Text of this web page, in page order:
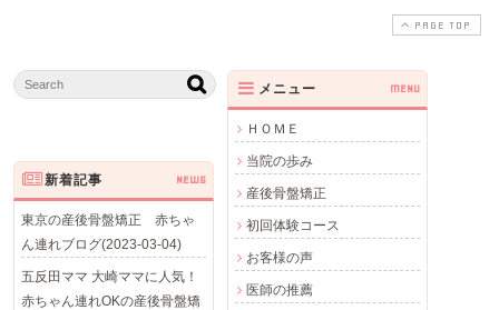
PAGE TOP
メニュー MENU
ＨＯＭＥ
当院の歩み
産後骨盤矯正
初回体験コース
お客様の声
医師の推薦
新着記事 NEWS
東京の産後骨盤矯正 赤ちゃ
ん連れブログ(2023-03-04)
五反田ママ 大崎ママに人気！
赤ちゃん連れOKの産後骨盤矯